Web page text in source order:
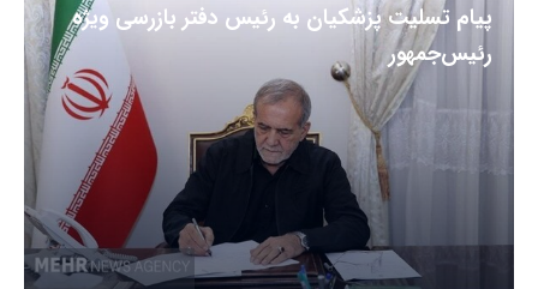
پیام تسلیت پزشکیان به رئیس دفتر بازرسی ویژه
رئیس‌جمهور